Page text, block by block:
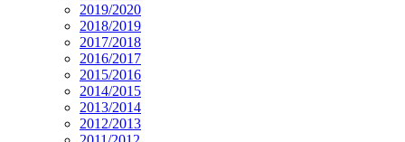
2019/2020
2018/2019
2017/2018
2016/2017
2015/2016
2014/2015
2013/2014
2012/2013